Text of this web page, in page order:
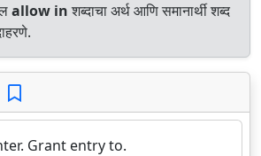
allow inशब्दाचा अर्थ आणि समानार्थी शब्द
Grant entry to.